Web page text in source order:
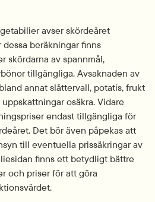
avser skördeåret
beräkningar finns
skördarna av spannmål,
tillgängliga. Avsaknaden av
annat slåttervall, potatis, frukt
osäkra. Vidare
endast tillgängliga för
Det bör även påpekas att
till eventuella prissäkringar av
finns ett betydligt bättre
och priser för att göra